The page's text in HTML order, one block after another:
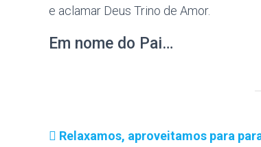
e aclamar Deus Trino de Amor.
Em nome do Pai…
Relaxamos, aproveitamos para